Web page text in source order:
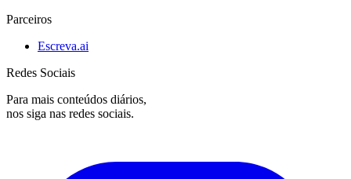
Parceiros
Escreva.ai
Redes Sociais
Para mais conteúdos diários,
nos siga nas redes sociais.